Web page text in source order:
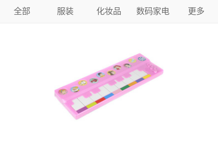
全部 服装 化妆品 数码家电 更多